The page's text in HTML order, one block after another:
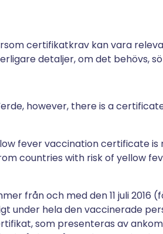
certifikatkrav kan vara
detaljer, om det behövs,
however, there is a
fever vaccination certificate is
countries with risk of yellow
från och med den 11 juli 2016
under hela den vaccinerade
som presenteras av